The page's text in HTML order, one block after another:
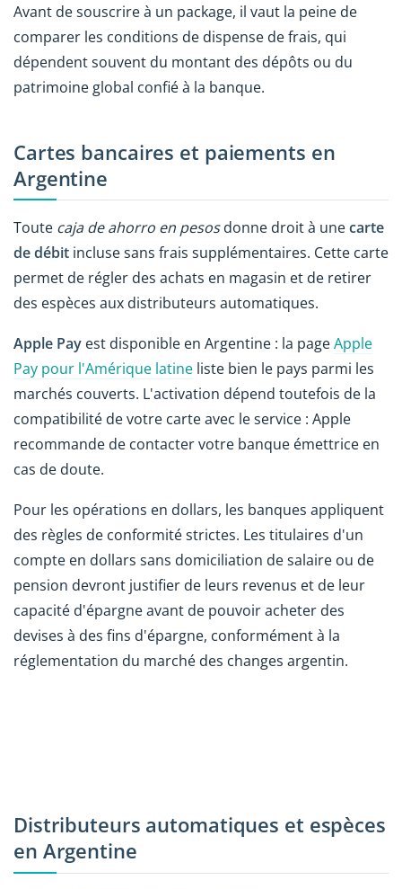
Avant de souscrire à un package, il vaut la peine de
comparer les conditions de dispense de frais, qui
dépendent souvent du montant des dépôts ou du
patrimoine global confié à la banque.
Cartes bancaires et paiements en
Argentine
Toute caja de ahorro en pesosdonne droit à unecarte
de débit incluse sans frais supplémentaires. Cette carte
permet de régler des achats en magasin et de retirer
des espèces aux distributeurs automatiques.
Apple Pay est disponible en Argentine : la pageApple
Pay pour l'Amérique latine liste bien le pays parmi les
marchés couverts. L'activation dépend toutefois de la
compatibilité de votre carte avec le service : Apple
recommande de contacter votre banque émettrice en
cas de doute.
Pour les opérations en dollars, les banques appliquent
des règles de conformité strictes. Les titulaires d'un
compte en dollars sans domiciliation de salaire ou de
pension devront justifier de leurs revenus et de leur
capacité d'épargne avant de pouvoir acheter des
devises à des fins d'épargne, conformément à la
réglementation du marché des changes argentin.
Distributeurs automatiques et espèces
en Argentine